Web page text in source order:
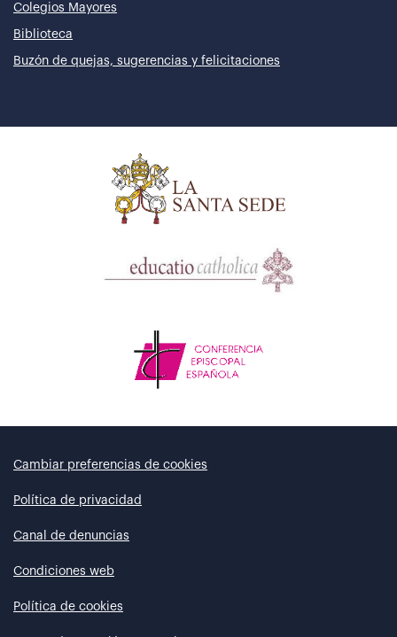
Colegios Mayores
Biblioteca
Buzón de quejas, sugerencias y felicitaciones
Cambiar preferencias de cookies
Política de privacidad
Canal de denuncias
Condiciones web
Política de cookies